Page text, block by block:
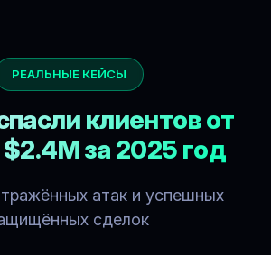
РЕАЛЬНЫЕ КЕЙСЫ
клиентов от
за 2025 год
атак и успешных
сделок